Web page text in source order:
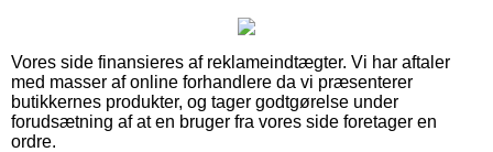
Vores side finansieres af reklameindtægter. Vi har aftaler
med masser af online forhandlere da vi præsenterer
butikkernes produkter, og tager godtgørelse under
forudsætning af at en bruger fra vores side foretager en
ordre.